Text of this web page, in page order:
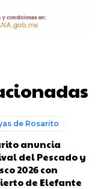
de Rosarito
anuncia
del Pescado y
2026 con
de Elefante